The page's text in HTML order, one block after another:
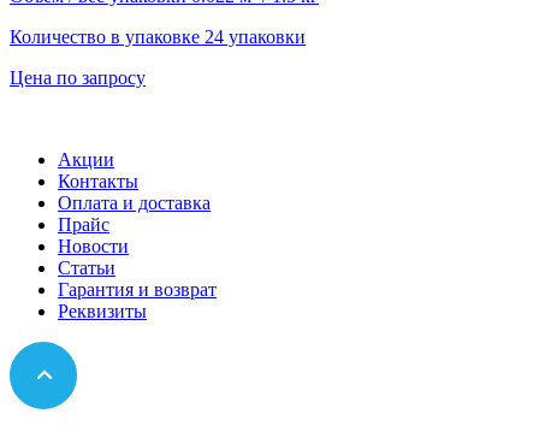
Количество в упаковке 24 упаковки
Цена по запросу
Акции
Контакты
Оплата и доставка
Прайс
Новости
Статьи
Гарантия и возврат
Реквизиты